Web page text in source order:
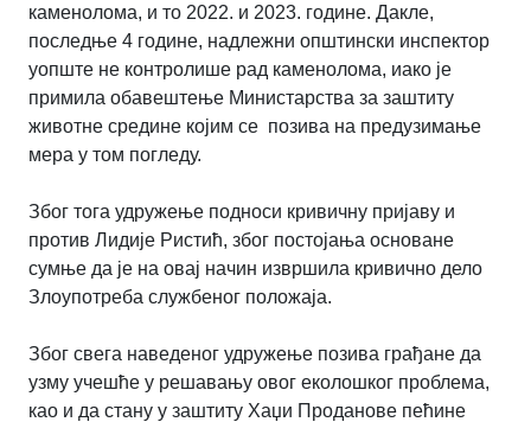
каменолома, и то 2022. и 2023. године. Дакле,
последње 4 године, надлежни општински инспектор
уопште не контролише рад каменолома, иако је
примила обавештење Министарства за заштиту
животне средине којим се позива на предузимање
мера у том погледу.
Због тога удружење подноси кривичну пријаву и
против Лидије Ристић, због постојања основане
сумње да је на овај начин извршила кривично дело
Злоупотреба службеног положаја.
Због свега наведеног удружење позива грађане да
узму учешће у решавању овог еколошког проблема,
као и да стану у заштиту Хаџи Проданове пећине